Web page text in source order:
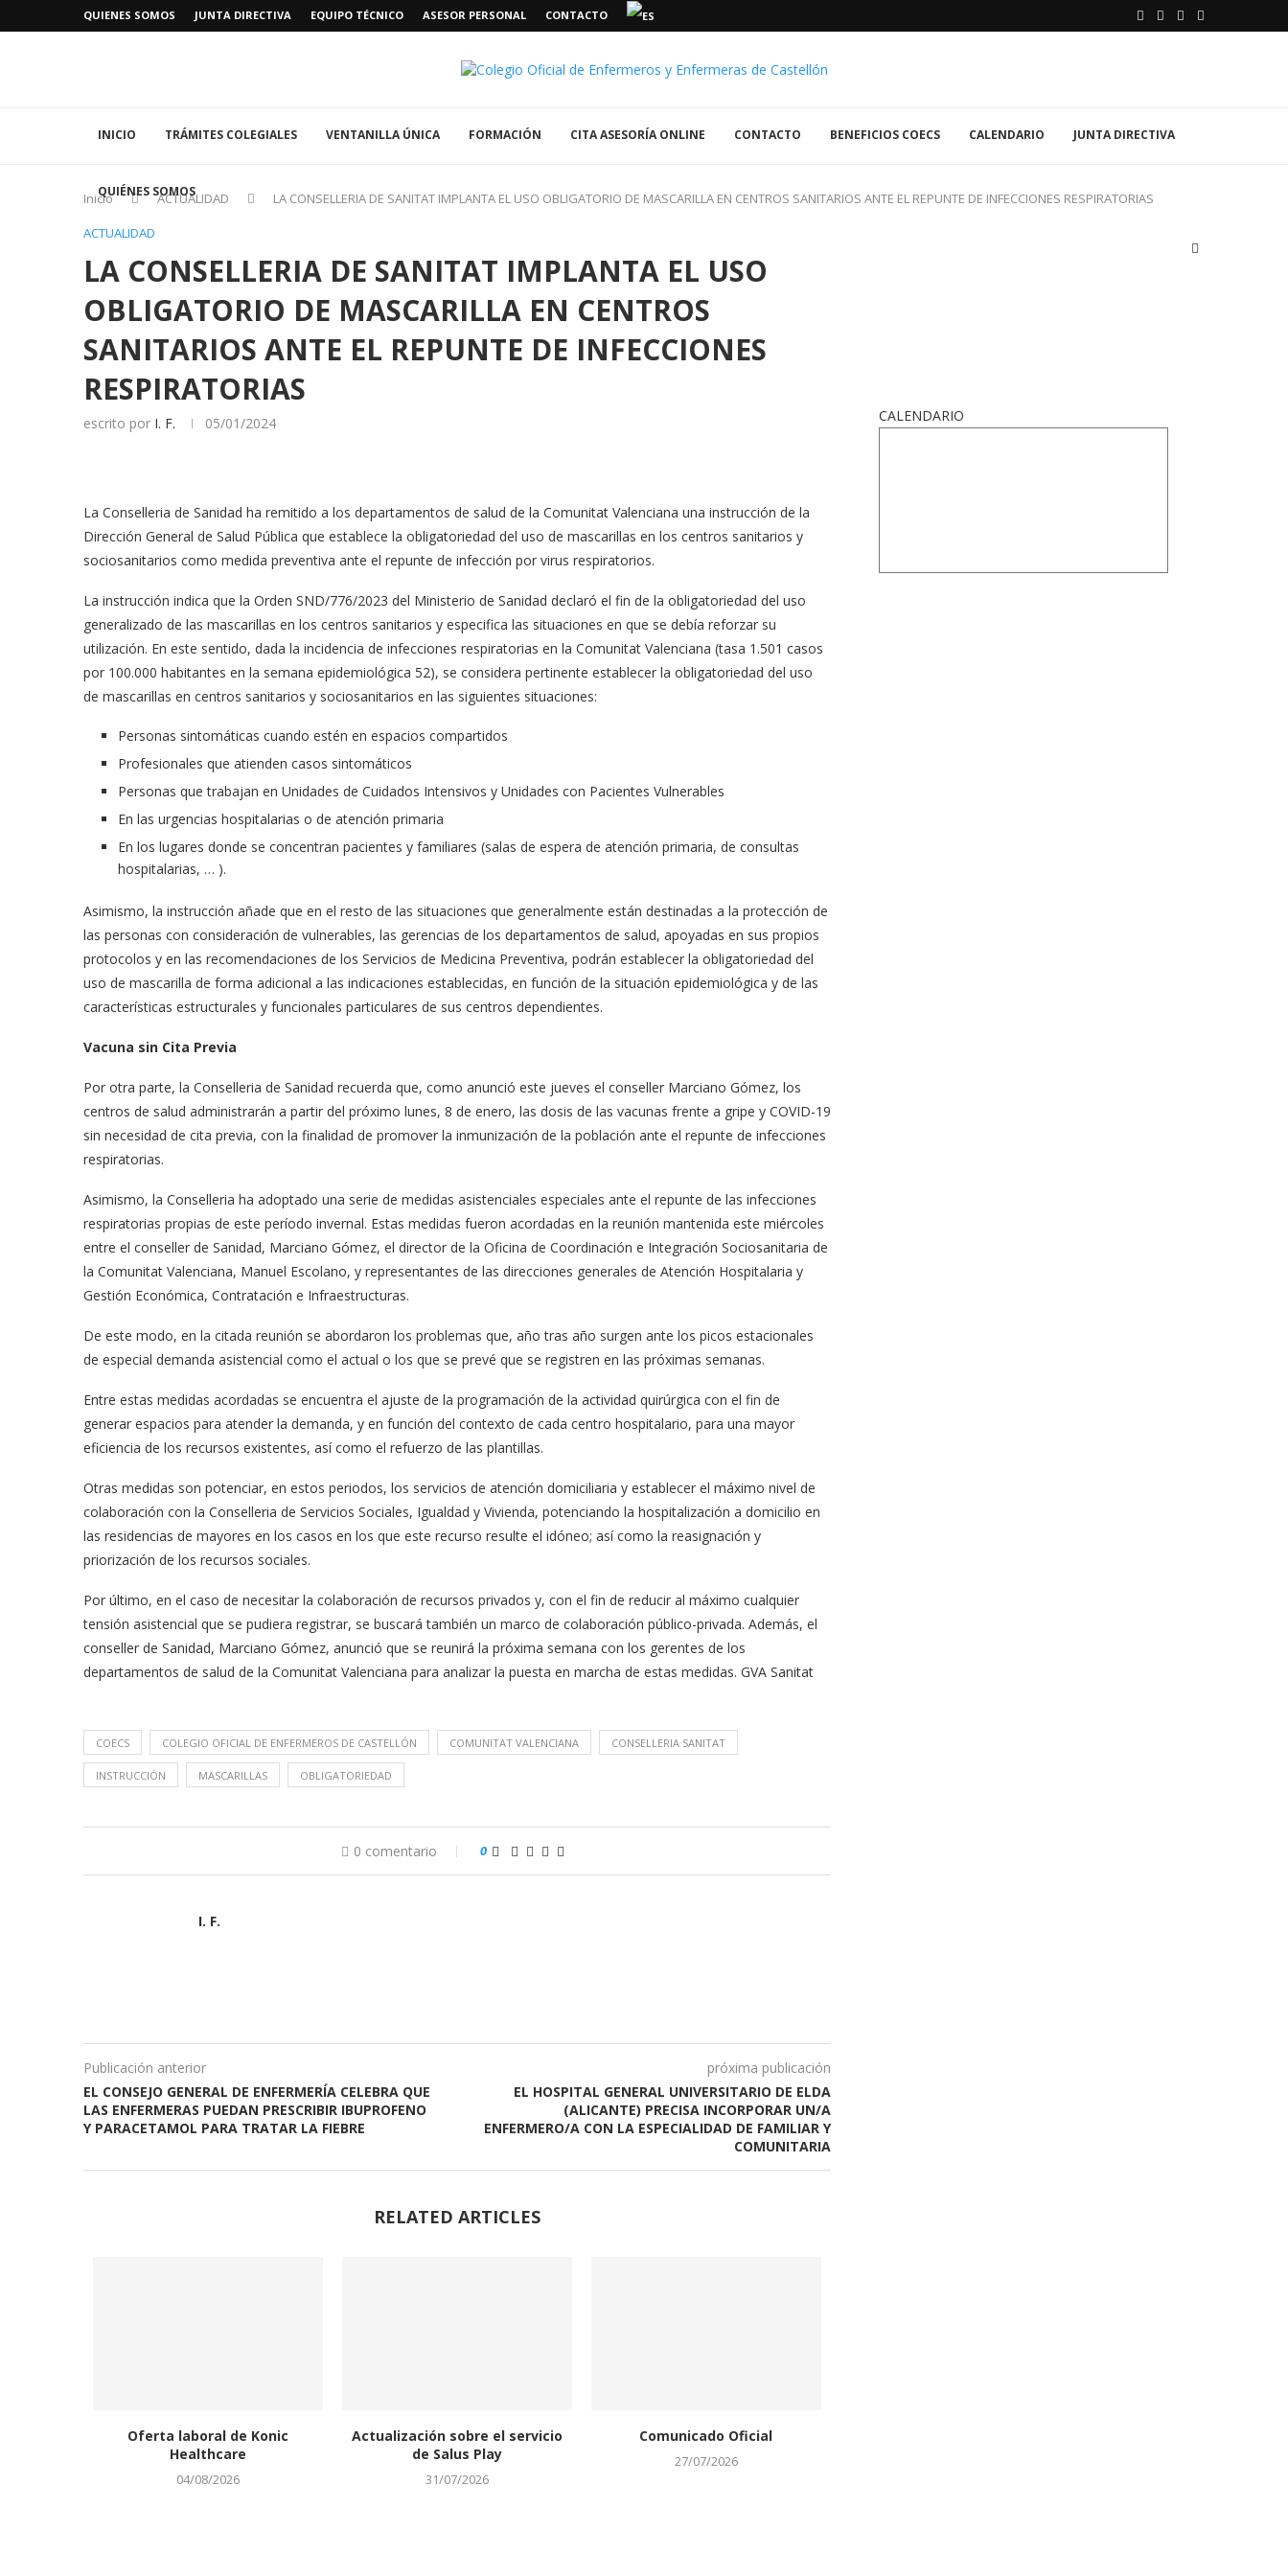
QUIENES SOMOS JUNTA DIRECTIVA EQUIPO TÉCNICO ASESOR PERSONAL CONTACTO
INICIO TRÁMITES COLEGIALES VENTANILLA ÚNICA FORMACIÓN CITA ASESORÍA ONLINE CONTACTO BENEFICIOS COECS CALENDARIO JUNTA DIRECTIVA
QUIÉNES SOMOS
Inicio ACTUALIDAD
LA CONSELLERIA DE SANITAT IMPLANTA EL USO OBLIGATORIO DE MASCARILLA EN CENTROS SANITARIOS ANTE EL REPUNTE DE INFECCIONES RESPIRATORIAS
ACTUALIDAD
LA CONSELLERIA DE SANITAT IMPLANTA EL USO
OBLIGATORIO DE MASCARILLA EN CENTROS
SANITARIOS ANTE EL REPUNTE DE INFECCIONES
RESPIRATORIAS
escrito por I. F. 05/01/2024
La Conselleria de Sanidad ha remitido a los departamentos de salud de la Comunitat Valenciana una instrucción de la
Dirección General de Salud Pública que establece la obligatoriedad del uso de mascarillas en los centros sanitarios y
sociosanitarios como medida preventiva ante el repunte de infección por virus respiratorios.
La instrucción indica que la Orden SND/776/2023 del Ministerio de Sanidad declaró el fin de la obligatoriedad del uso
generalizado de las mascarillas en los centros sanitarios y especifica las situaciones en que se debía reforzar su
utilización. En este sentido, dada la incidencia de infecciones respiratorias en la Comunitat Valenciana (tasa 1.501 casos
por 100.000 habitantes en la semana epidemiológica 52), se considera pertinente establecer la obligatoriedad del uso
de mascarillas en centros sanitarios y sociosanitarios en las siguientes situaciones:
Personas sintomáticas cuando estén en espacios compartidos
Profesionales que atienden casos sintomáticos
Personas que trabajan en Unidades de Cuidados Intensivos y Unidades con Pacientes Vulnerables
En las urgencias hospitalarias o de atención primaria
En los lugares donde se concentran pacientes y familiares (salas de espera de atención primaria, de consultas
hospitalarias, … ).
Asimismo, la instrucción añade que en el resto de las situaciones que generalmente están destinadas a la protección de
las personas con consideración de vulnerables, las gerencias de los departamentos de salud, apoyadas en sus propios
protocolos y en las recomendaciones de los Servicios de Medicina Preventiva, podrán establecer la obligatoriedad del
uso de mascarilla de forma adicional a las indicaciones establecidas, en función de la situación epidemiológica y de las
características estructurales y funcionales particulares de sus centros dependientes.
Vacuna sin Cita Previa
Por otra parte, la Conselleria de Sanidad recuerda que, como anunció este jueves el conseller Marciano Gómez, los
centros de salud administrarán a partir del próximo lunes, 8 de enero, las dosis de las vacunas frente a gripe y COVID-19
sin necesidad de cita previa, con la finalidad de promover la inmunización de la población ante el repunte de infecciones
respiratorias.
Asimismo, la Conselleria ha adoptado una serie de medidas asistenciales especiales ante el repunte de las infecciones
respiratorias propias de este período invernal. Estas medidas fueron acordadas en la reunión mantenida este miércoles
entre el conseller de Sanidad, Marciano Gómez, el director de la Oficina de Coordinación e Integración Sociosanitaria de
la Comunitat Valenciana, Manuel Escolano, y representantes de las direcciones generales de Atención Hospitalaria y
Gestión Económica, Contratación e Infraestructuras.
De este modo, en la citada reunión se abordaron los problemas que, año tras año surgen ante los picos estacionales
de especial demanda asistencial como el actual o los que se prevé que se registren en las próximas semanas.
Entre estas medidas acordadas se encuentra el ajuste de la programación de la actividad quirúrgica con el fin de
generar espacios para atender la demanda, y en función del contexto de cada centro hospitalario, para una mayor
eficiencia de los recursos existentes, así como el refuerzo de las plantillas.
Otras medidas son potenciar, en estos periodos, los servicios de atención domiciliaria y establecer el máximo nivel de
colaboración con la Conselleria de Servicios Sociales, Igualdad y Vivienda, potenciando la hospitalización a domicilio en
las residencias de mayores en los casos en los que este recurso resulte el idóneo; así como la reasignación y
priorización de los recursos sociales.
Por último, en el caso de necesitar la colaboración de recursos privados y, con el fin de reducir al máximo cualquier
tensión asistencial que se pudiera registrar, se buscará también un marco de colaboración público-privada. Además, el
conseller de Sanidad, Marciano Gómez, anunció que se reunirá la próxima semana con los gerentes de los
departamentos de salud de la Comunitat Valenciana para analizar la puesta en marcha de estas medidas. GVA Sanitat
COECS COLEGIO OFICIAL DE ENFERMEROS DE CASTELLÓN COMUNITAT VALENCIANA CONSELLERIA SANITAT
INSTRUCCIÓN MASCARILLAS OBLIGATORIEDAD
0 comentario 0
I. F.
Publicación anterior
EL CONSEJO GENERAL DE ENFERMERÍA CELEBRA QUE
LAS ENFERMERAS PUEDAN PRESCRIBIR IBUPROFENO
Y PARACETAMOL PARA TRATAR LA FIEBRE
próxima publicación
EL HOSPITAL GENERAL UNIVERSITARIO DE ELDA
(ALICANTE) PRECISA INCORPORAR UN/A
ENFERMERO/A CON LA ESPECIALIDAD DE FAMILIAR Y
COMUNITARIA
RELATED ARTICLES
Oferta laboral de Konic
Healthcare
04/08/2026
Actualización sobre el servicio
de Salus Play
31/07/2026
Comunicado Oficial
27/07/2026
CALENDARIO